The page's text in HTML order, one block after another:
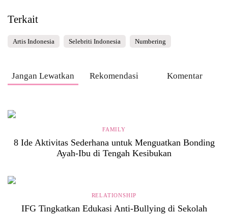
Terkait
Artis Indonesia Selebriti Indonesia Numbering
Jangan Lewatkan Rekomendasi Komentar
FAMILY
8 Ide Aktivitas Sederhana untuk Menguatkan Bonding
Ayah-Ibu di Tengah Kesibukan
RELATIONSHIP
IFG Tingkatkan Edukasi Anti-Bullying di Sekolah